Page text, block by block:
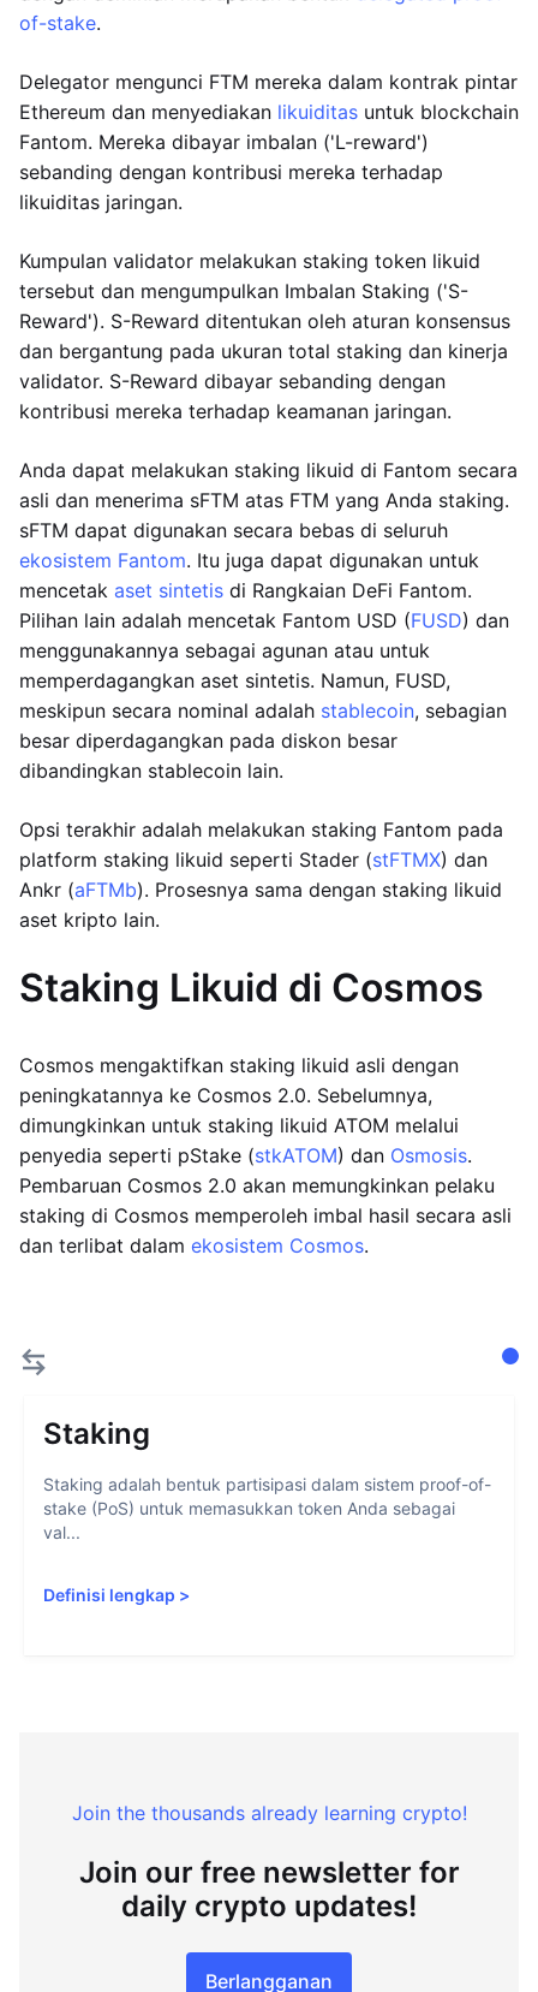
of-stake.
Delegator mengunci FTM mereka dalam kontrak pintar
Ethereum dan menyediakan likuiditas untuk blockchain
Fantom. Mereka dibayar imbalan ('L-reward')
sebanding dengan kontribusi mereka terhadap
likuiditas jaringan.
Kumpulan validator melakukan staking token likuid
tersebut dan mengumpulkan Imbalan Staking ('S-
Reward'). S-Reward ditentukan oleh aturan konsensus
dan bergantung pada ukuran total staking dan kinerja
validator. S-Reward dibayar sebanding dengan
kontribusi mereka terhadap keamanan jaringan.
Anda dapat melakukan staking likuid di Fantom secara
asli dan menerima sFTM atas FTM yang Anda staking.
sFTM dapat digunakan secara bebas di seluruh
ekosistem Fantom. Itu juga dapat digunakan untuk
mencetak aset sintetis di Rangkaian DeFi Fantom.
Pilihan lain adalah mencetak Fantom USD (FUSD) dan
menggunakannya sebagai agunan atau untuk
memperdagangkan aset sintetis. Namun, FUSD,
meskipun secara nominal adalah stablecoin, sebagian
besar diperdagangkan pada diskon besar
dibandingkan stablecoin lain.
Opsi terakhir adalah melakukan staking Fantom pada
platform staking likuid seperti Stader (stFTMX) dan
Ankr (aFTMb). Prosesnya sama dengan staking likuid
aset kripto lain.
Staking Likuid di Cosmos
Cosmos mengaktifkan staking likuid asli dengan
peningkatannya ke Cosmos 2.0. Sebelumnya,
dimungkinkan untuk staking likuid ATOM melalui
penyedia seperti pStake (stkATOM) dan Osmosis.
Pembaruan Cosmos 2.0 akan memungkinkan pelaku
staking di Cosmos memperoleh imbal hasil secara asli
dan terlibat dalam ekosistem Cosmos.
Staking
Staking adalah bentuk partisipasi dalam sistem proof-of-
stake (PoS) untuk memasukkan token Anda sebagai
val...
Definisi lengkap >
Join the thousands already learning crypto!
Join our free newsletter for
daily crypto updates!
Berlangganan